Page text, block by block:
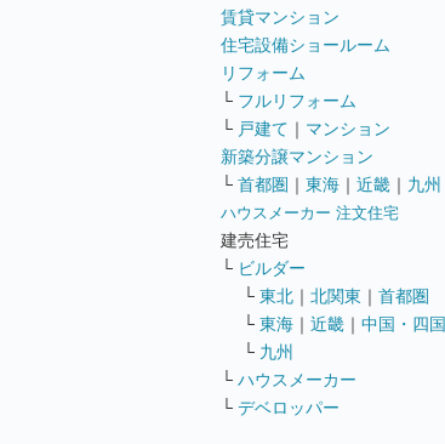
賃貸マンション
住宅設備ショールーム
リフォーム
└ フルリフォーム
└ 戸建て ｜ マンション
新築分譲マンション
└ 首都圏 ｜ 東海 ｜ 近畿 ｜ 九州
ハウスメーカー 注文住宅
建売住宅
└ ビルダー
└ 東北 ｜ 北関東 ｜ 首都圏
└ 東海 ｜ 近畿 ｜ 中国・四国
└ 九州
└ ハウスメーカー
└ デベロッパー